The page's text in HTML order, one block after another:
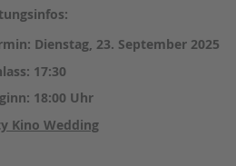
Dienstag, 23. September 2025
17:30
18:00 Uhr
Kino Wedding